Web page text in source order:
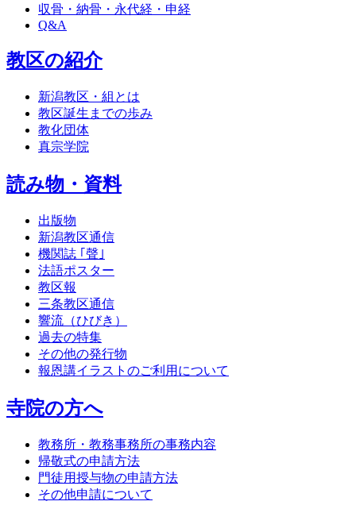
収骨・納骨・永代経・申経
Q&A
教区の紹介
新潟教区・組とは
教区誕生までの歩み
教化団体
真宗学院
読み物・資料
出版物
新潟教区通信
機関誌 ｢聲｣
法語ポスター
教区報
三条教区通信
響流（ひびき）
過去の特集
その他の発行物
報恩講イラストのご利用について
寺院の方へ
教務所・教務事務所の事務内容
帰敬式の申請方法
門徒用授与物の申請方法
その他申請について